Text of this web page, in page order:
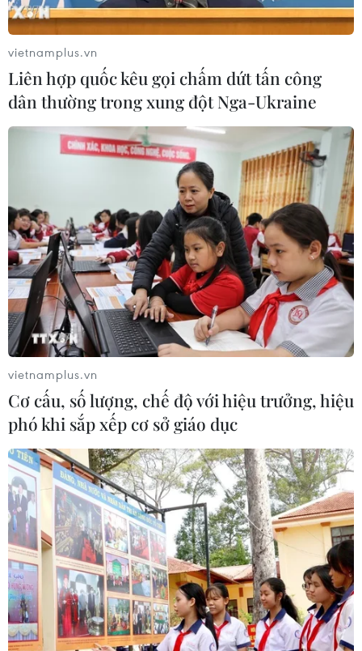
TIN CÙNG CHUYÊN MỤC
ChatGPT cung cấp tính năng chat
không giới hạn cho người dùng miễn
phí
06/08/2026 23:32
vietnamplus.vn
Liên hợp quốc kêu gọi chấm dứt tấn công
dân thường trong xung đột Nga-Ukraine
vietnamplus.vn
Cơ cấu, số lượng, chế độ với hiệu trưởng, hiệu
phó khi sắp xếp cơ sở giáo dục